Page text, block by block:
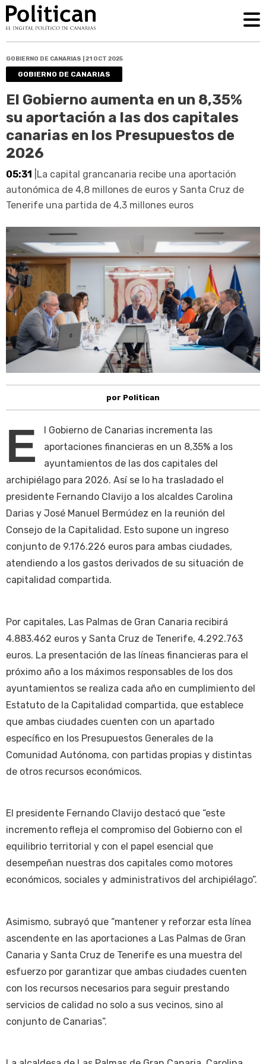
GOBIERNO DE CANARIAS | 21 OCT 2025
GOBIERNO DE CANARIAS
El Gobierno aumenta en un 8,35%
su aportación a las dos capitales
canarias en los Presupuestos de
2026
05:31 |La capital grancanaria recibe una aportación
autonómica de 4,8 millones de euros y Santa Cruz de
Tenerife una partida de 4,3 millones euros
por Politican
E
l Gobierno de Canarias incrementa las
aportaciones financieras en un 8,35% a los
ayuntamientos de las dos capitales del
archipiélago para 2026. Así se lo ha trasladado el
presidente Fernando Clavijo a los alcaldes Carolina
Darias y José Manuel Bermúdez en la reunión del
Consejo de la Capitalidad. Esto supone un ingreso
conjunto de 9.176.226 euros para ambas ciudades,
atendiendo a los gastos derivados de su situación de
capitalidad compartida.
Por capitales, Las Palmas de Gran Canaria recibirá
4.883.462 euros y Santa Cruz de Tenerife, 4.292.763
euros. La presentación de las líneas financieras para el
próximo año a los máximos responsables de los dos
ayuntamientos se realiza cada año en cumplimiento del
Estatuto de la Capitalidad compartida, que establece
que ambas ciudades cuenten con un apartado
específico en los Presupuestos Generales de la
Comunidad Autónoma, con partidas propias y distintas
de otros recursos económicos.
El presidente Fernando Clavijo destacó que “este
incremento refleja el compromiso del Gobierno con el
equilibrio territorial y con el papel esencial que
desempeñan nuestras dos capitales como motores
económicos, sociales y administrativos del archipiélago”.
Asimismo, subrayó que “mantener y reforzar esta línea
ascendente en las aportaciones a Las Palmas de Gran
Canaria y Santa Cruz de Tenerife es una muestra del
esfuerzo por garantizar que ambas ciudades cuenten
con los recursos necesarios para seguir prestando
servicios de calidad no solo a sus vecinos, sino al
conjunto de Canarias”.